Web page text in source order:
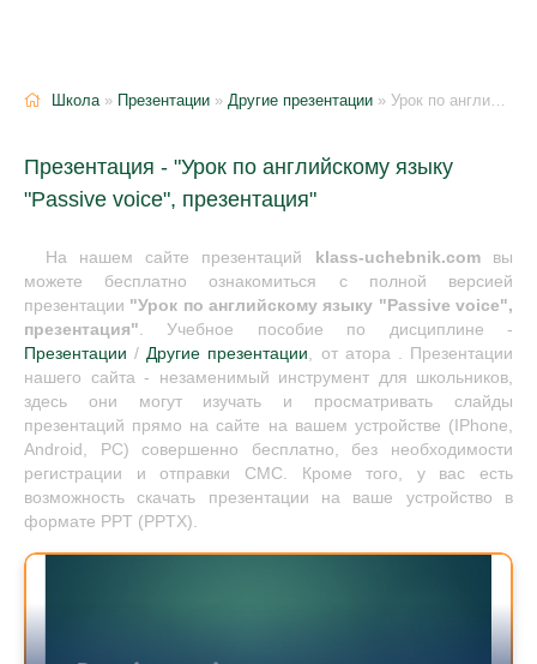
Школа» Презентации » Другие презентации » Урок по английскому языку "Passive voice", презентация
Презентация - "Урок по английскому языку
"Passive voice", презентация"
На нашем сайте презентаций klass-uchebnik.comвы
можете бесплатно ознакомиться с полной версией
презентации "Урок по английскому языку "Passive voice",
презентация". Учебное пособие по дисциплине -
Презентации /Другие презентации, от атора . Презентации
нашего сайта - незаменимый инструмент для школьников,
здесь они могут изучать и просматривать слайды
презентаций прямо на сайте на вашем устройстве (IPhone,
Android, PC) совершенно бесплатно, без необходимости
регистрации и отправки СМС. Кроме того, у вас есть
возможность скачать презентации на ваше устройство в
формате PPT (PPTX).